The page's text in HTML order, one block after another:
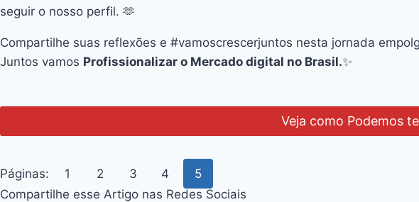
seguir o nosso perfil. 🫶
Compartilhe suas reflexões e #vamoscrescerjuntos nesta jornada
Juntos vamos Profissionalizar o Mercado digital no Brasil.✨
Veja como Podemos
Páginas: 1 2 3 4
5
Compartilhe esse Artigo nas Redes Sociais